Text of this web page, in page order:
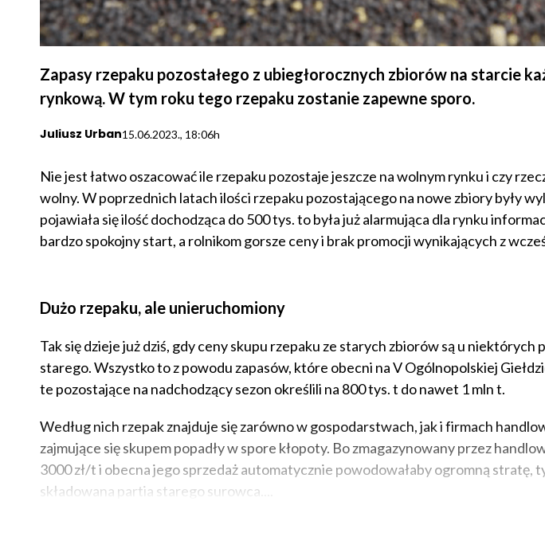
Zapasy rzepaku pozostałego z ubiegłorocznych zbiorów na starcie
rynkową. W tym roku tego rzepaku zostanie zapewne sporo.
Juliusz Urban15.06.2023., 18:06h
Nie jest łatwo oszacować ile rzepaku pozostaje jeszcze na wolnym rynku i czy
wolny. W poprzednich latach ilości rzepaku pozostającego na nowe zbiory były
pojawiała się ilość dochodząca do 500 tys. to była już alarmująca dla rynku
bardzo spokojny start, a rolnikom gorsze ceny i brak promocji wynikających z
Dużo rzepaku, ale unieruchomiony
Tak się dzieje już dziś, gdy ceny skupu rzepaku ze starych zbiorów są u
starego. Wszystko to z powodu zapasów, które obecni na V Ogólnopolskiej
te pozostające na nadchodzący sezon określili na 800 tys. t do nawet 1 mln t.
Według nich rzepak znajduje się zarówno w gospodarstwach, jak i firmach
zajmujące się skupem popadły w spore kłopoty. Bo zmagazynowany przez
3000 zł/t i obecna jego sprzedaż automatycznie powodowałaby ogromną stratę,
składowana partia starego surowca....